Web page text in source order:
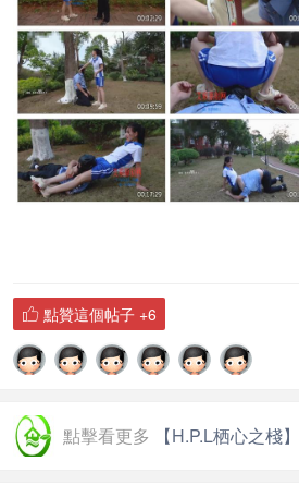
 點贊這個帖子 +6
點擊看更多 【H.P.L栖心之棧】